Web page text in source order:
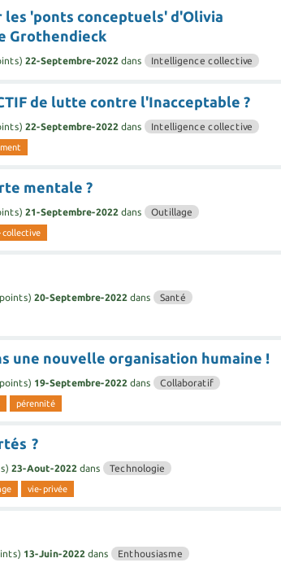
'ponts conceptuels' d'Olivia
Grothendieck
22-Septembre-2022 dans Intelligence collective
de lutte contre l'Inacceptable ?
22-Septembre-2022 dans Intelligence collective
mentale ?
21-Septembre-2022 dans Outillage
points) 20-Septembre-2022 dans Santé
une nouvelle organisation humaine !
points) 19-Septembre-2022 dans Collaboratif
pérennité
?
23-Aout-2022 dans Technologie
vie-privée
13-Juin-2022 dans Enthousiasme